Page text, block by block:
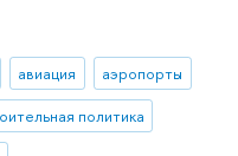
авиация
аэропорты
политика